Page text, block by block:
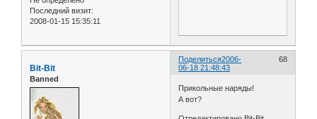
Последний визит:
2008-01-15 15:35:11
Поделиться 68
2006-
06-18 21:48:43
Bit-Bit
Banned
Прикольные наряды!
А вот?